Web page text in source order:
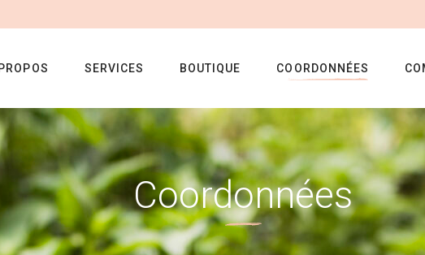
SERVICES BOUTIQUE COORDONNÉES
Coordonnées